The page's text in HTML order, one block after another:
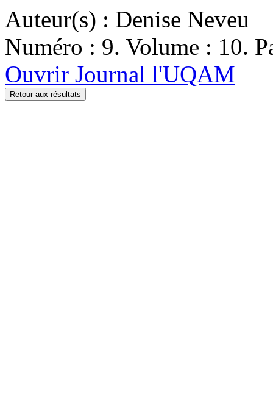
Auteur(s) : Denise Neveu
Numéro : 9. Volume : 10.
Ouvrir Journal l'UQAM
Retour aux résultats